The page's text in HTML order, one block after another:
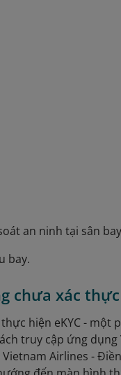
an ninh tại sân
bay.
chưa xác thực
hiện eKYC - một
truy cập ứng
Airlines -